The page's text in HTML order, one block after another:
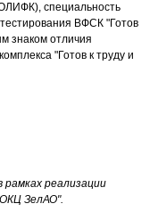
специальность
ВФСК "Готов
знаком отличия
"Готов к труду и
рамках реализации
ЗелАО".